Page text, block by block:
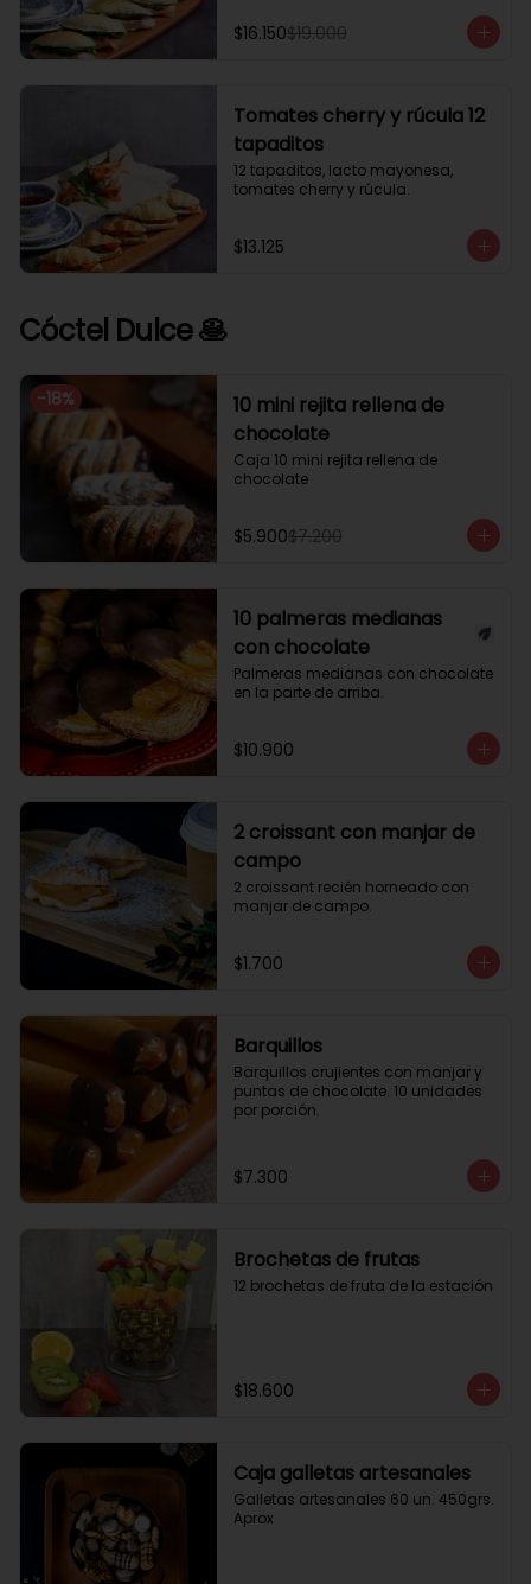
$16.150$19.000
Tomates cherry y rúcula 12
tapaditos
12 tapaditos, lacto mayonesa,
tomates cherry y rúcula.
$13.125
Cóctel Dulce 🥞
-18%
10 mini rejita rellena de
chocolate
Caja 10 mini rejita rellena de
chocolate
$5.900$7.200
10 palmeras medianas
con chocolate
Palmeras medianas con chocolate
en la parte de arriba.
$10.900
2 croissant con manjar de
campo
2 croissant recién horneado con
manjar de campo.
$1.700
Barquillos
Barquillos crujientes con manjar y
puntas de chocolate. 10 unidades
por porción.
$7.300
Brochetas de frutas
12 brochetas de fruta de la estación
$18.600
Caja galletas artesanales
Galletas artesanales 60 un. 450grs.
Aprox